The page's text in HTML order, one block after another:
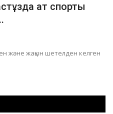
ат спорты
және жақын шетелден келген